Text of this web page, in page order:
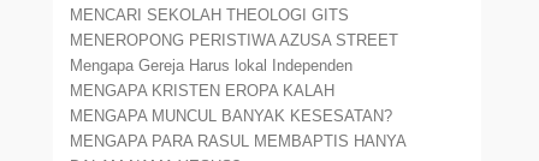
MENCARI SEKOLAH THEOLOGI GITS
MENEROPONG PERISTIWA AZUSA STREET
Mengapa Gereja Harus lokal Independen
MENGAPA KRISTEN EROPA KALAH
MENGAPA MUNCUL BANYAK KESESATAN?
MENGAPA PARA RASUL MEMBAPTIS HANYA